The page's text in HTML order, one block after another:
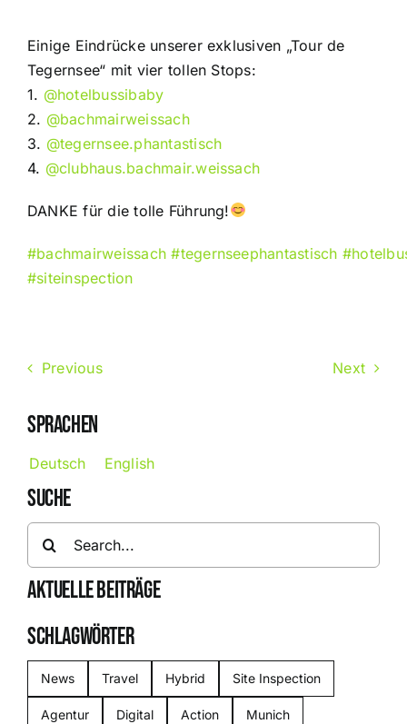
Einige Eindrücke unserer exklusiven „Tour de
Tegernsee“ mit vier tollen Stops:
1. @hotelbussibaby
2. @bachmairweissach
3. @tegernsee.phantastisch
4. @clubhaus.bachmair.weissach
DANKE für die tolle Führung!
#bachmairweissach #tegernseephantastisch
#siteinspection
Previous Next
SPRACHEN
Deutsch English
SUCHE
AKTUELLE BEITRÄGE
SCHLAGWÖRTER
News Travel Hybrid Site Inspection
Agentur Digital Action Munich